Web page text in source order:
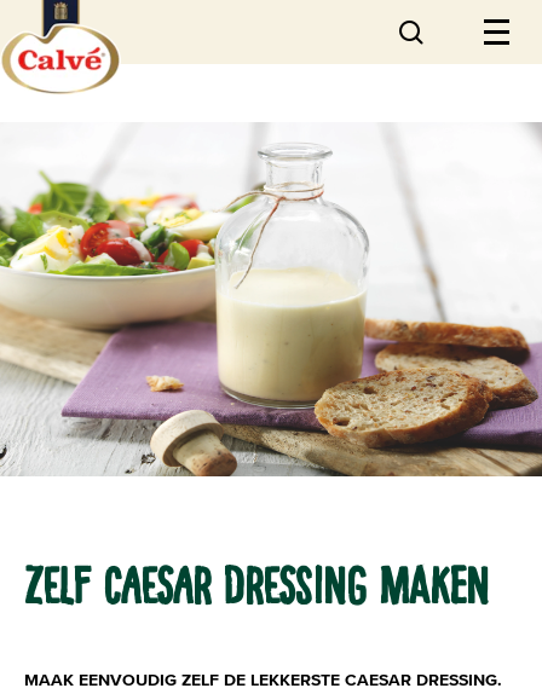
ZELF CAESAR DRESSING MAKEN
MAAK EENVOUDIG ZELF DE LEKKERSTE CAESAR DRESSING.